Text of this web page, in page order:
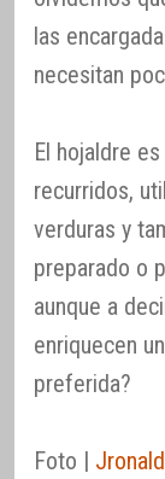
las
necesitan
El hojaldre
recurridos,
verduras y
preparado o
aunque a
enriquecen
preferida?
Foto |